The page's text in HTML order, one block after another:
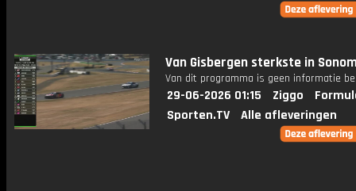
Van Gisbergen sterkste in
Van dit programma is geen informatie
29-06-2026 01:15 Ziggo
Sporten.TV
Alle afleveringen